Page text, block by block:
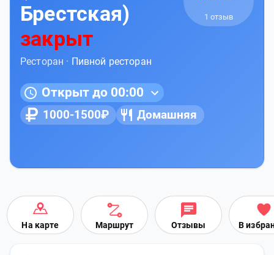
Брестская)
закрыт
1 отзыв
Ресторан · Пивной ресторан
Открыт до 00:00
1000-1500₽ Домашняя
На карте Маршрут Отзывы В